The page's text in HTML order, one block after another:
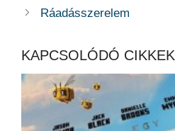
Ráadásszerelem
KAPCSOLÓDÓ CIKKEK